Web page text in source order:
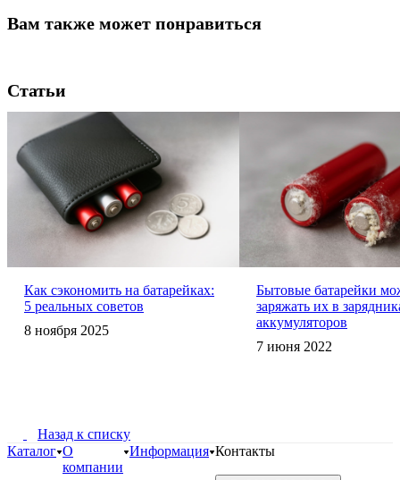
Вам также может понравиться
Статьи
Как сэкономить на батарейках:
5 реальных советов
8 ноября 2025
Бытовые батарейки
заряжать их в
аккумуляторов
7 июня 2022
Назад к списку
Каталог О
компании
Информация Контакты